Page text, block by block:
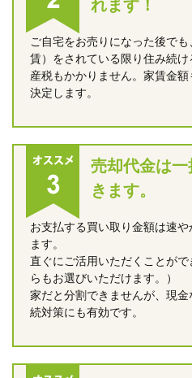
れます！
ご自宅をお売りになった後で
賃）をされている限り住み続
産税もかかりません。家賃金
決定します。
売却代金は
きます。
お支払する買い取り金額は速
ます。
直ぐにご活用いただくことが
らもお選びいただけます。）
家だと分割できませんが、現
続対策にも有効です。